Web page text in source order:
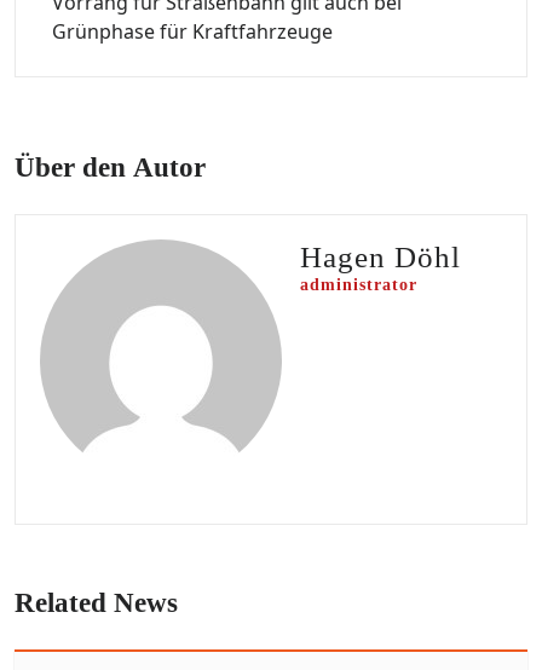
Grünphase für Kraftfahrzeuge
Über den Autor
Hagen Döhl
administrator
Related News